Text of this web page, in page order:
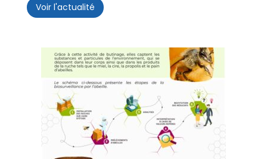
Voir l'actualité Le PCF de Dégrad-des-Cannes